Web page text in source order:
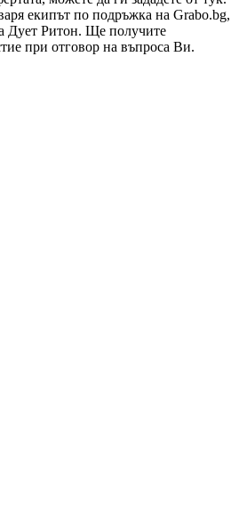
екипът по подръжка на Grabo.bg,
Дует Ритон. Ще получите
при отговор на въпроса Ви.